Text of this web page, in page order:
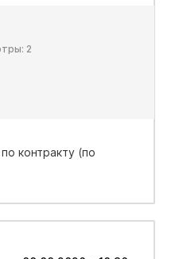
2
контракту (по